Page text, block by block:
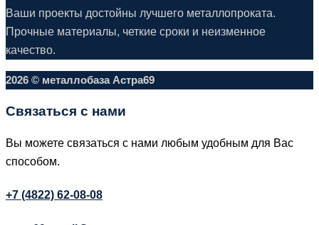
Ваши проекты достойны лучшего металлопроката.
Прочные материалы, четкие сроки и неизменное
качество.
2026 © металлобаза Астра69
Связаться с нами
Вы можете связаться с нами любым удобным для Вас
способом.
+7 (4822) 62-08-08